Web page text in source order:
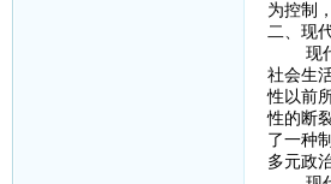
为控制
二、现
现代
社会生
性以前
性的断
了一种
多元政